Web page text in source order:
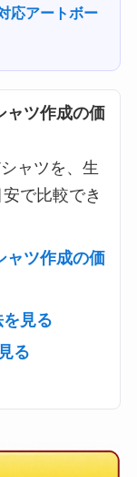
応アートボー
ャツ作成の価
ャツを、生
で比較でき
ャツ作成の価
見る
る